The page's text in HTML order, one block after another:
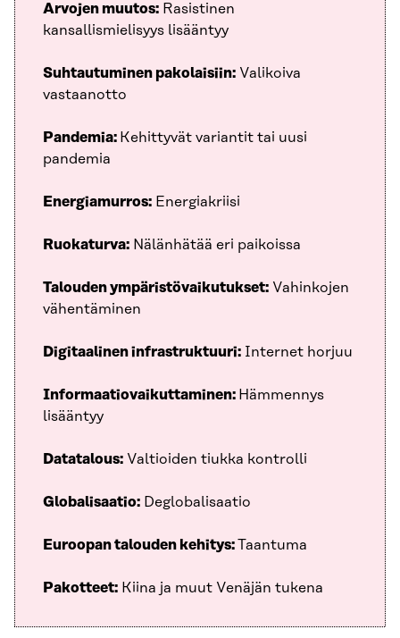
Arvojen muutos: Rasistinen
kansallismielisyys lisääntyy
Suhtautuminen pakolaisiin: Valikoiva
vastaanotto
Pandemia: Kehittyvät variantit tai uusi
pandemia
Energiamurros: Energiakriisi
Ruokaturva: Nälänhätää eri paikoissa
Talouden ympäristövaikutukset: Vahinkojen
vähentäminen
Digitaalinen infrastruktuuri: Internet horjuu
Informaatiovaikuttaminen: Hämmennys
lisääntyy
Datatalous: Valtioiden tiukka kontrolli
Globalisaatio: Deglobalisaatio
Euroopan talouden kehitys:Taantuma
Pakotteet: Kiina ja muut Venäjän tukena